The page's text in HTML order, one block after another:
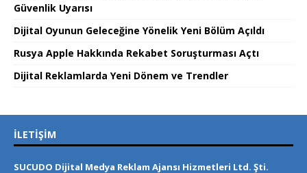
Güvenlik Uyarısı
Dijital Oyunun Geleceğine Yönelik Yeni Bölüm Açıldı
Rusya Apple Hakkında Rekabet Soruşturması Açtı
Dijital Reklamlarda Yeni Dönem ve Trendler
İLETIŞIM
SUCUDO Dijital Medya Reklam Ajansı Hizmetleri Ltd. Şti.